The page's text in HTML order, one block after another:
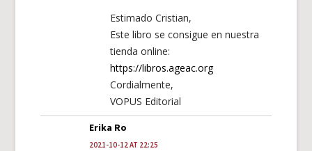
Estimado Cristian,
Este libro se consigue en nuestra
tienda online:
https://libros.ageac.org
Cordialmente,
VOPUS Editorial
Erika Ro
2021-10-12 AT 22:25